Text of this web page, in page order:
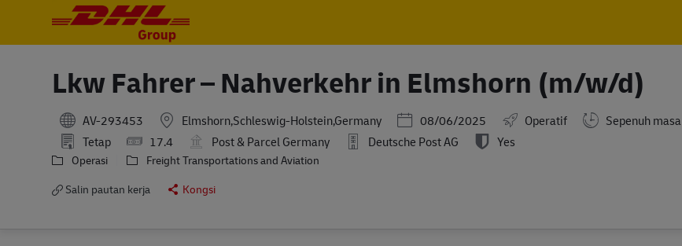
Lkw Fahrer – Nahverkehr in Elmshorn (m/w/d)
AV-293453 Elmshorn,Schleswig-Holstein,Germany Posted Date
08/06/2025 Operatif
Sepenuh masa
Tetap
17.4 Post & Parcel Germany Deutsche Post AG Yes
Operasi
Freight Transportations and Aviation
Salin pautan kerja
Kongsi